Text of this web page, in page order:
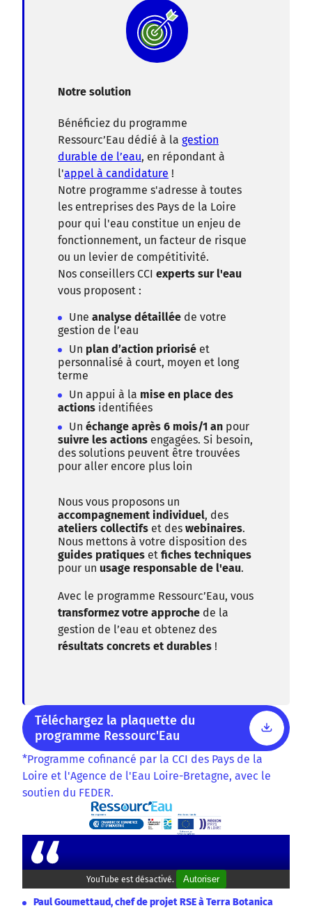
Notre solution
Bénéficiez du programme
Ressourc’Eau dédié à la gestion
durable de l’eau, en répondant à
l'appel à candidature !
Notre programme s'adresse à toutes
les entreprises des Pays de la Loire
pour qui l'eau constitue un enjeu de
fonctionnement, un facteur de risque
ou un levier de compétitivité.
Nos conseillers CCI experts sur l'eau
vous proposent :
Une analyse détaillée de votre
gestion de l’eau
Un plan d’action priorisé et
personnalisé à court, moyen et long
terme
Un appui à la mise en place des
actions identifiées
Un échange après 6 mois/1 an pour
suivre les actions engagées. Si besoin,
des solutions peuvent être trouvées
pour aller encore plus loin
Nous vous proposons un
accompagnement individuel, des
ateliers collectifs et des webinaires.
Nous mettons à votre disposition des
guides pratiques et fiches techniques
pour un usage responsable de l'eau.
Avec le programme Ressourc’Eau, vous
transformez votre approche de la
gestion de l’eau et obtenez des
résultats concrets et durables !
Téléchargez la plaquette du
programme Ressourc'Eau
*Programme cofinancé par la CCI des Pays de la
Loire et l'Agence de l'Eau Loire-Bretagne, avec le
soutien du FEDER.
YouTube est désactivé. Autoriser
Paul Goumettaud, chef de projet RSE à Terra Botanica